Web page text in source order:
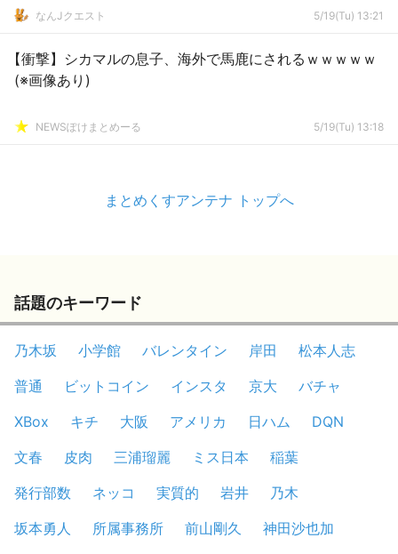
なんJクエスト 5/19(Tu) 13:21
【衝撃】シカマルの息子、海外で馬鹿にされるｗｗｗｗｗ
(※画像あり)
NEWSぽけまとめーる 5/19(Tu) 13:18
まとめくすアンテナ トップへ
話題のキーワード
乃木坂 小学館 バレンタイン 岸田
松本人志
普通
ビットコイン インスタ 京大
バチャ
XBox
キチ 大阪 アメリカ 日ハム
DQN
文春
皮肉 三浦瑠麗 ミス日本
稲葉
発行部数
ネッコ 実質的 岩井
乃木
坂本勇人
所属事務所 前山剛久
神田沙也加